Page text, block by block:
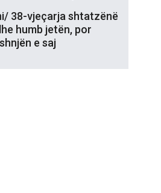
38-vjeçarja shtatzënë
humb jetën, por
e saj